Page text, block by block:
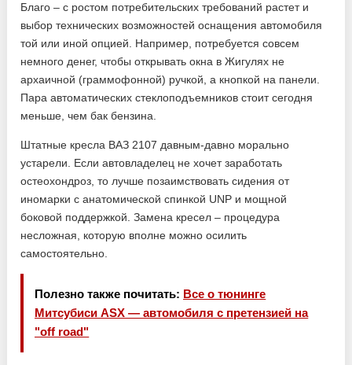
Благо – с ростом потребительских требований растет и
выбор технических возможностей оснащения автомобиля
той или иной опцией. Например, потребуется совсем
немного денег, чтобы открывать окна в Жигулях не
архаичной (граммофонной) ручкой, а кнопкой на панели.
Пара автоматических стеклоподъемников стоит сегодня
меньше, чем бак бензина.
Штатные кресла ВАЗ 2107 давным-давно морально
устарели. Если автовладелец не хочет заработать
остеохондроз, то лучше позаимствовать сидения от
иномарки с анатомической спинкой UNP и мощной
боковой поддержкой. Замена кресел – процедура
несложная, которую вполне можно осилить
самостоятельно.
Полезно также почитать: Все о тюнинге
Митсубиси ASX — автомобиля с претензией на
"off road"